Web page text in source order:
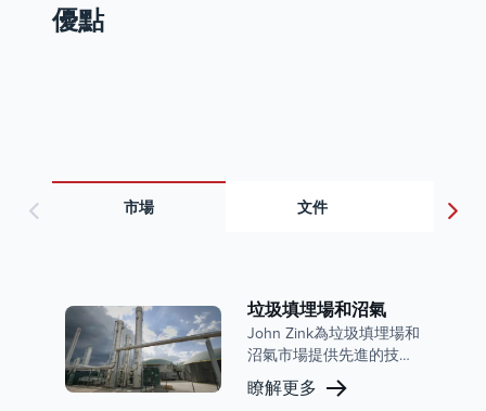
優點
市場 文件
垃圾填埋場和沼氣
John Zink為垃圾填埋場和
沼氣市場提供先進的技術
和現場驗證的性能。憑藉
ZBRID Hybrid Thermal
瞭解更多